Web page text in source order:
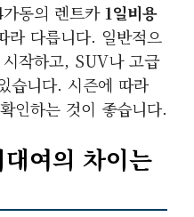
동의 렌트카1일비용
라 다릅니다. 일반적으
작하고, SUV나 고급
습니다. 시즌에 따라
인하는 것이 좋습니다.
여의 차이는